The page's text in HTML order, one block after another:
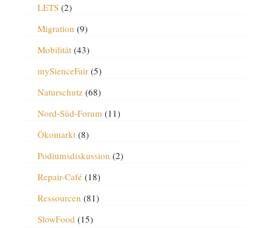
LETS(2)
Migration (9)
Mobilität(43)
mySienceFair(5)
Naturschutz(68)
Nord-Süd-Forum(11)
Ökomarkt(8)
Podiumsdiskussion (2)
Repair-Café(18)
Ressourcen (81)
SlowFood (15)